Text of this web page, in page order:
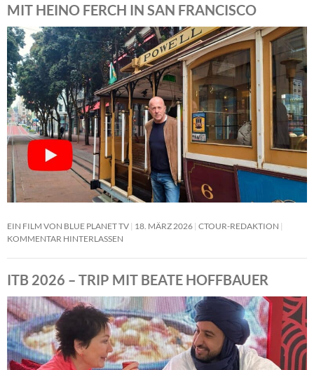
MIT HEINO FERCH IN SAN FRANCISCO
EIN FILM VON BLUE PLANET TV 18. MÄRZ 2026 CTOUR-REDAKTION
KOMMENTAR HINTERLASSEN
ITB 2026 – TRIP MIT BEATE HOFFBAUER